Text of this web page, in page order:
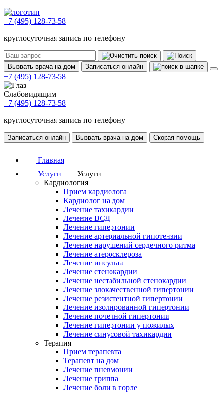
+7 (495) 128-73-58
круглосуточная запись по телефону
Вызвать врача на дом Записаться онлайн
+7 (495) 128-73-58
Слабовидящим
+7 (495) 128-73-58
круглосуточная запись по телефону
Записаться онлайн Вызвать врача на дом Скорая помощь
Главная
Услуги
Услуги
Кардиология
Прием кардиолога
Кардиолог на дом
Лечение тахикардии
Лечение ВСД
Лечение гипертонии
Лечение артериальной гипотензии
Лечение нарушений сердечного ритма
Лечение атеросклероза
Лечение инсульта
Лечение стенокардии
Лечение нестабильной стенокардии
Лечение злокачественной гипертонии
Лечение резистентной гипертонии
Лечение изолированной гипертонии
Лечение почечной гипертонии
Лечение гипертонии у пожилых
Лечение синусовой тахикардии
Терапия
Прием терапевта
Терапевт на дом
Лечение пневмонии
Лечение гриппа
Лечение боли в горле